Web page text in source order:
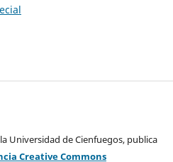
Universidad de Cienfuegos, publica
Creative Commons